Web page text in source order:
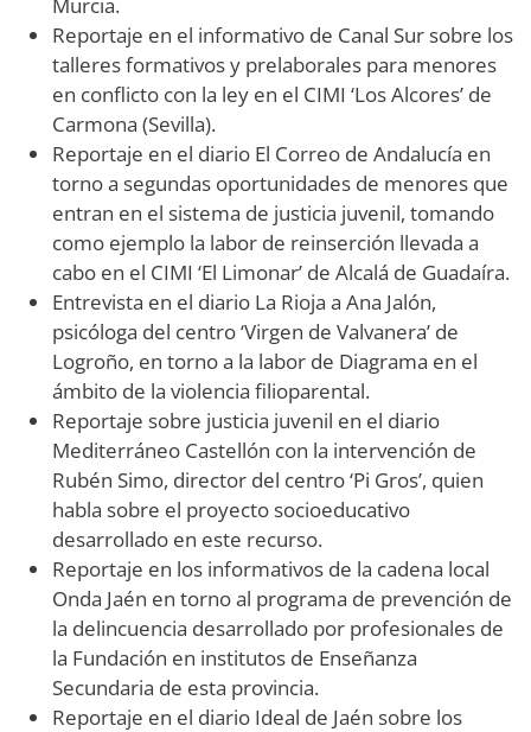
Reportaje en el informativo de Canal Sur sobre los
talleres formativos y prelaborales para menores
en conflicto con la ley en el CIMI ‘Los Alcores’ de
Carmona (Sevilla).
Reportaje en el diario El Correo de Andalucía en
torno a segundas oportunidades de menores que
entran en el sistema de justicia juvenil, tomando
como ejemplo la labor de reinserción llevada a
cabo en el CIMI ‘El Limonar’ de Alcalá de Guadaíra.
Entrevista en el diario La Rioja a Ana Jalón,
psicóloga del centro ‘Virgen de Valvanera’ de
Logroño, en torno a la labor de Diagrama en el
ámbito de la violencia filioparental.
Reportaje sobre justicia juvenil en el diario
Mediterráneo Castellón con la intervención de
Rubén Simo, director del centro ‘Pi Gros’, quien
habla sobre el proyecto socioeducativo
desarrollado en este recurso.
Reportaje en los informativos de la cadena local
Onda Jaén en torno al programa de prevención de
la delincuencia desarrollado por profesionales de
la Fundación en institutos de Enseñanza
Secundaria de esta provincia.
Reportaje en el diario Ideal de Jaén sobre los